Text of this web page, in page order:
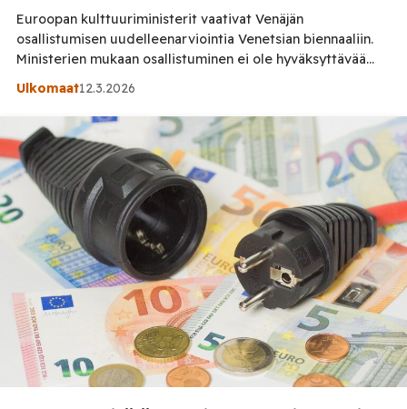
Euroopan kulttuuriministerit vaativat Venäjän
osallistumisen uudelleenarviointia Venetsian biennaaliin.
Ministerien mukaan osallistuminen ei ole hyväksyttävää
Venäjän ja Ukrainan sodan jatkuessa. Suomen tiede- ja
eurooppalaisen kulttuuriministerin kanssa yhteisen kirjeen,
jossa kritisoidaan Venäjän osallistumista Venetsian
biennaalin 61. kansainväliseen taidenäyttelyyn. Kirje on
osoitettu Venetsian biennaalin puheenjohtajalle
Pietrangelo Buttafuocolle ja biennaalin hallitukselle.
Ministerit kehottavat […]
Ulkomaat12.3.2026